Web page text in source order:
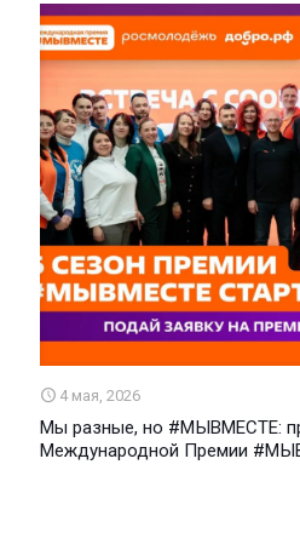
4 мая, 2026
Мы разные, но #МЫВМЕСТЕ:
Международной Премии